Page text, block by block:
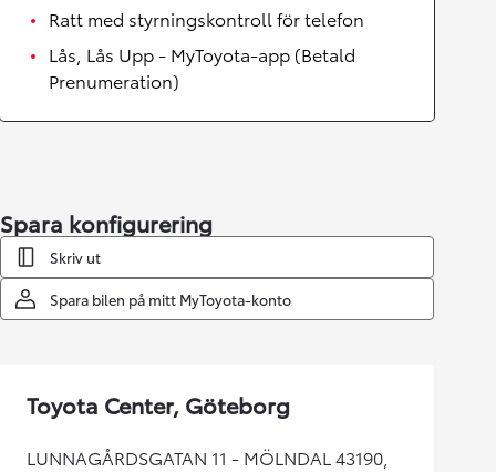
Ratt med styrningskontroll för telefon
Lås, Lås Upp - MyToyota-app (Betald
Prenumeration)
Spara konfigurering
Skriv ut
Spara bilen på mitt MyToyota-konto
Toyota Center, Göteborg
LUNNAGÅRDSGATAN 11 - MÖLNDAL 43190,